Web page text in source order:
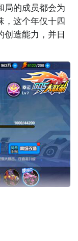
局的成员都会为
，这个年仅十四
创造能力，并日
之以鼻，扔下
关进了专属的